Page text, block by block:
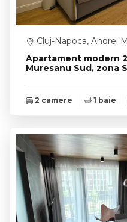
Apartament modern
Muresanu Sud, zona
Cluj-Napoca, Andrei
2 camere 1 baie